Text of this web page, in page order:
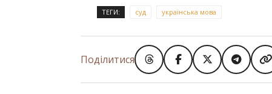
ТЕГИ: суд українська мова
Поділитися